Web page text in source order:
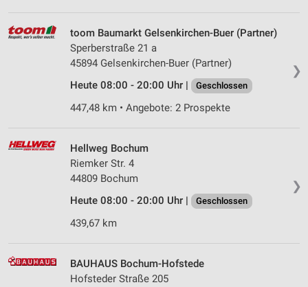
❯
toom Baumarkt Gelsenkirchen-Buer (Partner)
Sperberstraße 21 a
45894 Gelsenkirchen-Buer (Partner)
Heute 08:00 - 20:00 Uhr |
Geschlossen
447,48 km • Angebote: 2 Prospekte
❯
Hellweg Bochum
Riemker Str. 4
44809 Bochum
Heute 08:00 - 20:00 Uhr |
Geschlossen
439,67 km
BAUHAUS Bochum-Hofstede
Hofsteder Straße 205